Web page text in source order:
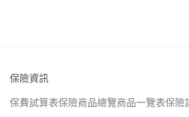
保險資訊
保費試算表保險商品總覽商品一覽表保險